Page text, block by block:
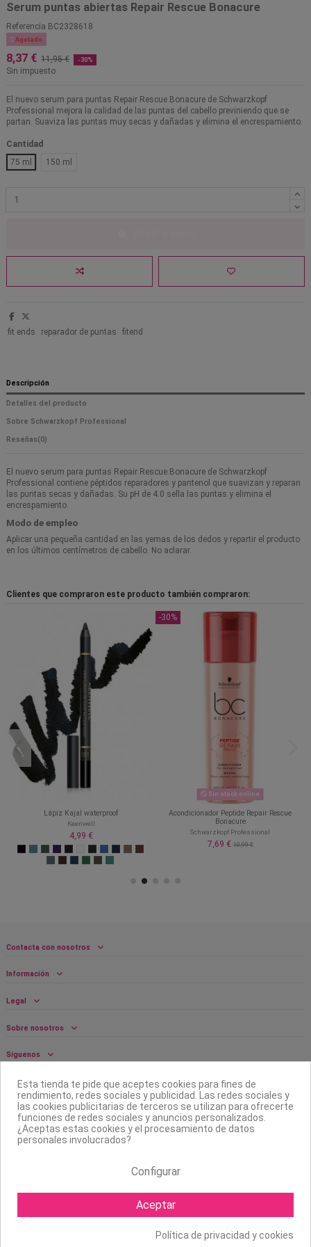
Serum puntas abiertas Repair Rescue Bonacure
Referencia BC2328618
 Agotado
8,37 € 11,95 € -30%
Sin impuesto
El nuevo serum para puntas Repair Rescue Bonacure de Schwarzkopf
Professional mejora la calidad de las puntas del cabello previniendo que se
partan. Suaviza las puntas muy secas y dañadas y elimina el encrespamiento.
Cantidad
75 ml
150 ml
fit ends reparador de puntas fitend
Descripción
Detalles del producto
Sobre Schwarzkopf Professional
Reseñas(0)
El nuevo serum para puntas Repair Rescue Bonacure de Schwarzkopf
Professional contiene péptidos reparadores y pantenol que suavizan y reparan
las puntas secas y dañadas. Su pH de 4.0 sella las puntas y elimina el
encrespamiento.
Modo de empleo
Aplicar una pequeña cantidad en las yemas de los dedos y repartir el producto
en los últimos centímetros de cabello. No aclarar.
Clientes que compraron este producto también compraron:
Lápiz Kajal waterproof
Keenwell
4,99 €
-30%
Sin stock online
Acondicionador Peptide Repair Rescue
Bonacure
Schwarzkopf Professional
7,69 €10,99 €
Contacta con nosotros
Información
Legal
Sobre nosotros
Síguenos
Boletín
Esta tienda te pide que aceptes cookies para fines de
rendimiento, redes sociales y publicidad. Las redes sociales y
las cookies publicitarias de terceros se utilizan para ofrecerte
funciones de redes sociales y anuncios personalizados.
¿Aceptas estas cookies y el procesamiento de datos
personales involucrados?
Configurar
Aceptar
Política de privacidad y cookies